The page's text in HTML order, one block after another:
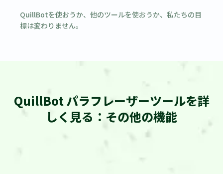
QuillBotを使おうか、他のツールを使おうか、私たちの目
標は変わりません。
QuillBot パラフレーザーツールを詳
しく見る：その他の機能